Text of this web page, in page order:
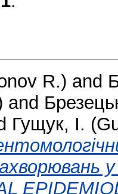
R.) and
and
Гущук, І.
у